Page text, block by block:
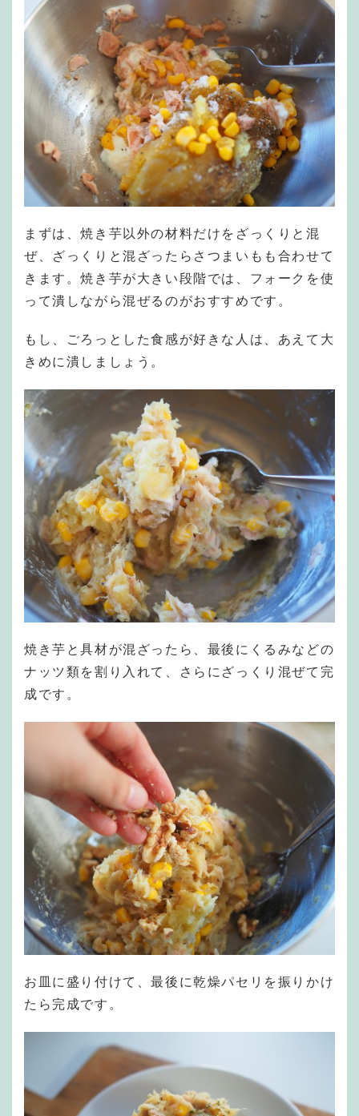
まずは、焼き芋以外の材料だけをざっくりと混
ぜ、ざっくりと混ざったらさつまいもも合わせて
きます。焼き芋が大きい段階では、フォークを使
って潰しながら混ぜるのがおすすめです。
もし、ごろっとした食感が好きな人は、あえて大
きめに潰しましょう。
焼き芋と具材が混ざったら、最後にくるみなどの
ナッツ類を割り入れて、さらにざっくり混ぜて完
成です。
お皿に盛り付けて、最後に乾燥パセリを振りかけ
たら完成です。